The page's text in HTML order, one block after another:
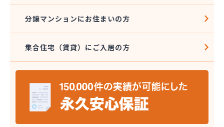
株式会社ミツウロコ 宇都宮オート営業所
株式会社ミツウロコ 宇都宮西部店
株式会社ミツウロコ 栃木支店
株式会社ミツウロコ 那須店
株式会社ミヤプロ
株式会社ミヤレン
株式会社ヤチネン
株式会社ヤマガス
分譲マンションにお住まいの方
集合住宅（賃貸）にご入居の方